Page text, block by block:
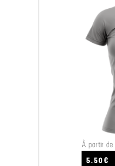
VOIR LE PRODUIT
À partir de
5.50€